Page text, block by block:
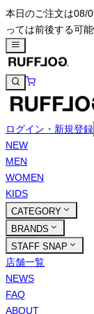
本日のご注文は08/
っては前後する可
ログイン・新規登録
NEW
MEN
WOMEN
KIDS
CATEGORY
BRANDS
STAFF SNAP
店舗一覧
NEWS
FAQ
ABOUT